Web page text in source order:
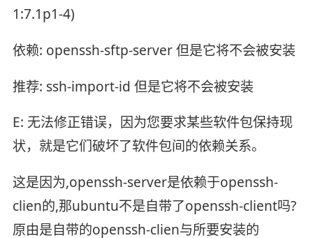
1:7.1p1-4)
依赖: openssh-sftp-server 但是它将不会被安装
推荐: ssh-import-id 但是它将不会被安装
E: 无法修正错误，因为您要求某些软件包保持现
状，就是它们破坏了软件包间的依赖关系。
这是因为,openssh-server是依赖于openssh-
clien的,那ubuntu不是自带了openssh-client吗?
原由是自带的openssh-clien与所要安装的